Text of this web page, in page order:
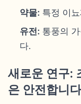
약물: 특정 이
유전: 통풍의
다.
새로운 연구:
은 안전합니